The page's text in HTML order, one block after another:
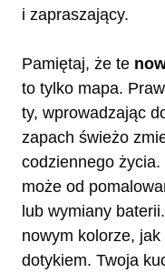
i zapraszający.
Pamiętaj, że te
to tylko mapa.
ty, wprowadzając
zapach świeżo
codziennego życia.
może od
lub wymiany
nowym kolorze, jak
dotykiem. Twoja